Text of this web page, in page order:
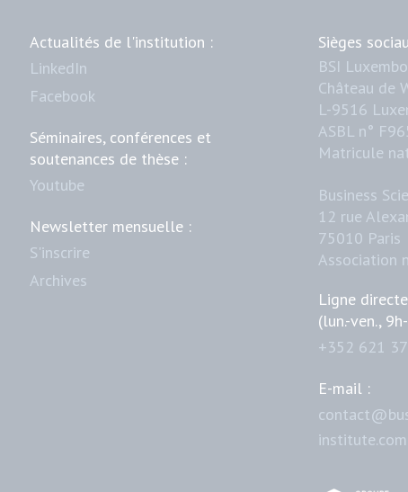
Actualités de l'institution :
LinkedIn
Facebook
Séminaires, conférences et
soutenances de thèse :
Youtube
Newsletter mensuelle :
S'inscrire
Archives
Sièges
BSI
Château de
L-9516
ASBL n°
Matricule
Business
12 rue
75010 Paris
Association
Ligne
(lun.-ven.,
+352 621
E-mail :
institute.com